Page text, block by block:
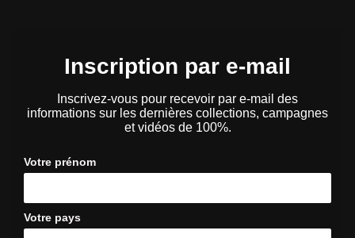
Inscription par e-mail
Inscrivez-vous pour recevoir par e-mail des
informations sur les dernières collections, campagnes
et vidéos de 100%.
Votre prénom
Votre pays